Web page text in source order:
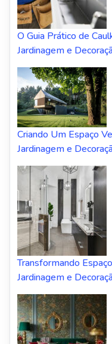
O Guia Prático de
Jardinagem e
Criando Um Espaço
Jardinagem e
Transformando
Jardinagem e